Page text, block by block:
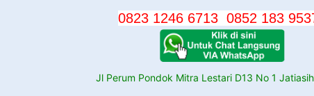
0823 1246 6713 0852 183
Jl Perum Pondok Mitra Lestari D13 No 1